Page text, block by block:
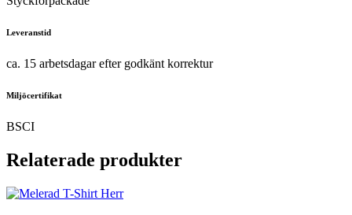
Leveranstid
ca. 15 arbetsdagar efter godkänt korrektur
Miljöcertifikat
BSCI
Relaterade produkter